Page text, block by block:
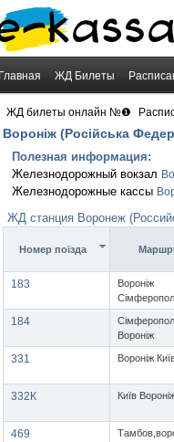
Главная ЖД Билеты
ЖД билеты онлайн №❶
Вороніж (Російська
Полезная информация:
Железнодорожный вокзал
Железнодорожные кассы
ЖД станция Воронеж
Номер поїзда
183
Вороніж
184
Вороніж
331 Вороніж
332К Київ
469